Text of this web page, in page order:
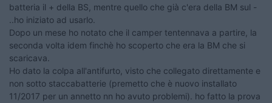
batteria il + della BS, mentre quello che già c'era della BM sul -
..ho iniziato ad usarlo.
Dopo un mese ho notato che il camper tentennava a partire, la
seconda volta idem finchè ho scoperto che era la BM che si
scaricava.
Ho dato la colpa all'antifurto, visto che collegato direttamente e
non sotto staccabatterie (premetto che è nuovo installato
11/2017 per un annetto nn ho avuto problemi). ho fatto la prova